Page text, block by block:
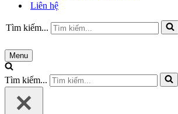
Liên hệ
Tìm kiếm...
Menu
Tìm kiếm...